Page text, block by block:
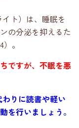
ト）は、睡眠を
の分泌を抑えるた
。
ですが、不眠を悪
わりに読書や軽い
を行いましょう。